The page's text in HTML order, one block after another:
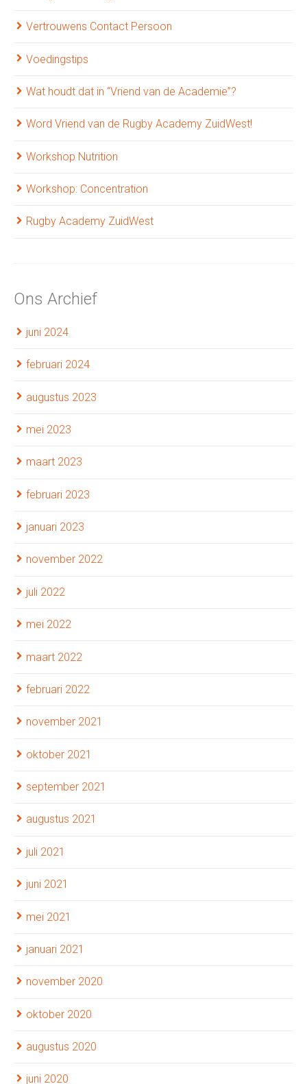
Vertrouwens Contact Persoon
Voedingstips
Wat houdt dat in “Vriend van de Academie”?
Word Vriend van de Rugby Academy ZuidWest!
Workshop Nutrition
Workshop: Concentration
Rugby Academy ZuidWest
Ons Archief
juni 2024
februari 2024
augustus 2023
mei 2023
maart 2023
februari 2023
januari 2023
november 2022
juli 2022
mei 2022
maart 2022
februari 2022
november 2021
oktober 2021
september 2021
augustus 2021
juli 2021
juni 2021
mei 2021
januari 2021
november 2020
oktober 2020
augustus 2020
juni 2020